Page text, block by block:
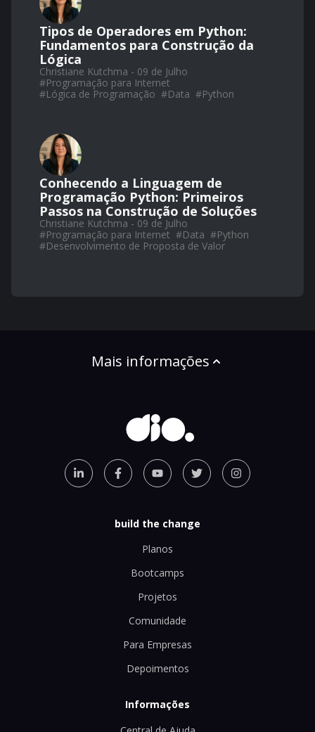
Tipos de Operadores em Python:
Fundamentos para Construção da
Lógica
Christiane Kutchma - 09 de Julho
#Programação para Internet
#Lógica de Programação #Data #Python
Conhecendo a Linguagem de
Programação Python: Primeiros
Passos na Construção de Soluções
Christiane Kutchma - 09 de Julho
#Programação para Internet #Data #Python
#Desenvolvimento de Proposta de Valor
Mais informações
build the change
Planos
Bootcamps
Projetos
Comunidade
Para Empresas
Depoimentos
Informações